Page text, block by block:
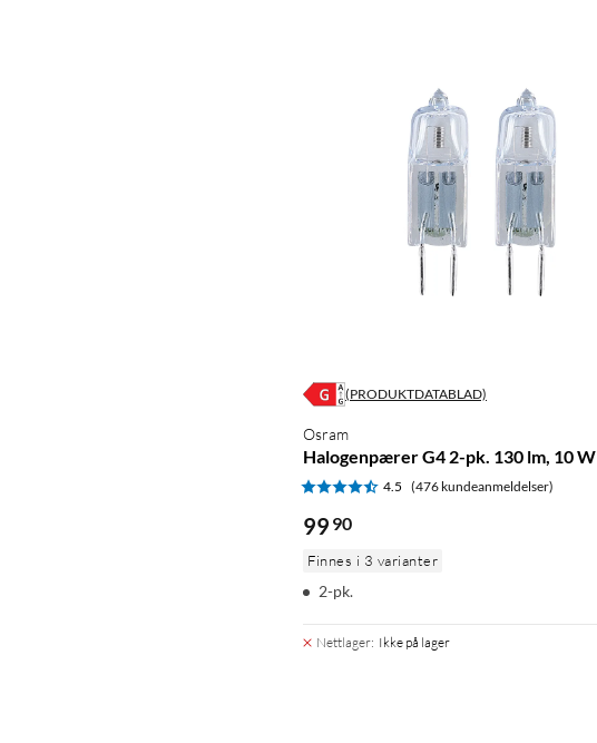
(PRODUKTDATABLAD)
Osram
Halogenpærer G4 2-pk. 130 lm, 10 W
4.5 (476 kundeanmeldelser)
99 90
Finnes i 3 varianter
2-pk.
Nettlager: Ikke på lager